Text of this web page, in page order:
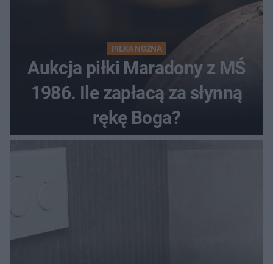
PIŁKA NOŻNA
Aukcja piłki Maradony z MŚ
1986. Ile zapłacą za słynną
rękę Boga?